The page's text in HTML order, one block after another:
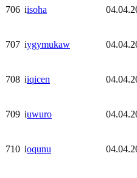
706 iisoha
707 iygymukaw
708 iiqicen
709 iuwuro
710 ioqunu